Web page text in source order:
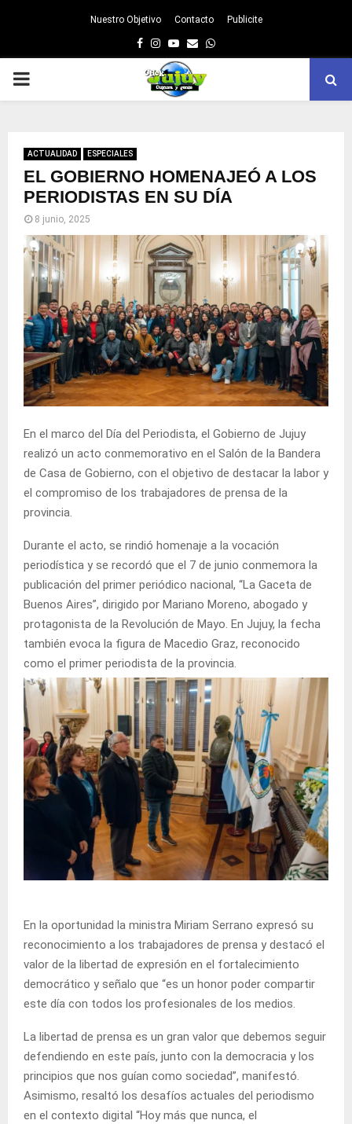
Nuestro Objetivo Contacto Publicite
Facebook
Instagram
Youtube
EmailWhatsapp
PRIMARY
ACTUALIDAD ESPECIALES
EL GOBIERNO HOMENAJEÓ A LOS
PERIODISTAS EN SU DÍA
8 junio, 2025
En el marco del Día del Periodista, el Gobierno de Jujuy
realizó un acto conmemorativo en el Salón de la Bandera
de Casa de Gobierno, con el objetivo de destacar la labor y
el compromiso de los trabajadores de prensa de la
provincia.
Durante el acto, se rindió homenaje a la vocación
periodística y se recordó que el 7 de junio conmemora la
publicación del primer periódico nacional, “La Gaceta de
Buenos Aires”, dirigido por Mariano Moreno, abogado y
protagonista de la Revolución de Mayo. En Jujuy, la fecha
también evoca la figura de Macedio Graz, reconocido
como el primer periodista de la provincia.
En la oportunidad la ministra Miriam Serrano expresó su
reconocimiento a los trabajadores de prensa y destacó el
valor de la libertad de expresión en el fortalecimiento
democrático y señalo que “es un honor poder compartir
este día con todos los profesionales de los medios.
La libertad de prensa es un gran valor que debemos seguir
defendiendo en este país, junto con la democracia y los
principios que nos guían como sociedad”, manifestó.
Asimismo, resaltó los desafíos actuales del periodismo
en el contexto digital “Hoy más que nunca, el